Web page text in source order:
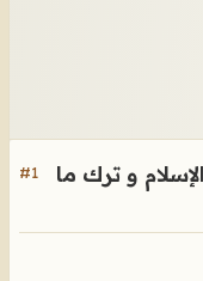
#1
و ترك ما